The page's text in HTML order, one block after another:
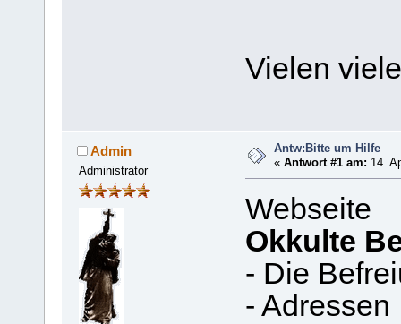
Vielen
Admin
Administrator
Antw:Bitte um Hilfe
«Antwort #1 am: 14.
Webseite
Okkulte
- Die
- Adressen